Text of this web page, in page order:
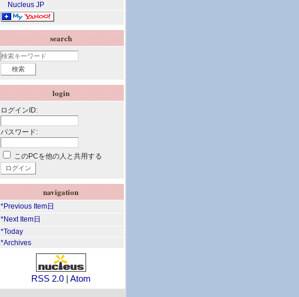
Nucleus JP
search
login
ログインID:
パスワード:
このPCを他の人と共用する
navigation
*Previous Item日
*Next Item日
*Today
*Archives
RSS 2.0| Atom